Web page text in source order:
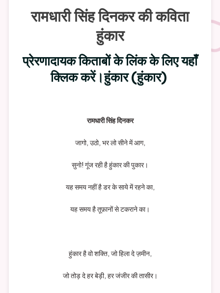
रामधारी सिंह दिनकर की कविता
हुंकार
प्रेरणादायक किताबों के लिंक के लिए यहाँ
क्लिक करें।हुंकार (हुंकार)
रामधारी सिंह दिनकर
जागो, उठो, भर लो सीने में आग,
सुनो! गूंज रही है हुंकार की पुकार।
यह समय नहीं है डर के साये में रहने का,
यह समय है तूफ़ानों से टकराने का।
हुंकार है वो शक्ति, जो हिला दे ज़मीन,
जो तोड़ दे हर बेड़ी, हर जंजीर की तासीर।